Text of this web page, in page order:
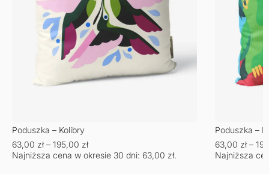
Poduszka – Kolibry
63,00 zł – 195,00 zł
Najniższa cena w okresie 30 dni: 63,00 zł.
Poduszka –
63,00 zł –
Najniższa